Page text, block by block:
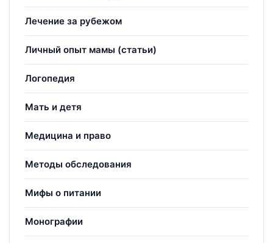
Лечение за рубежом
Личный опыт мамы (статьи)
Логопедия
Мать и детя
Медицина и право
Методы обследования
Мифы о питании
Монографии